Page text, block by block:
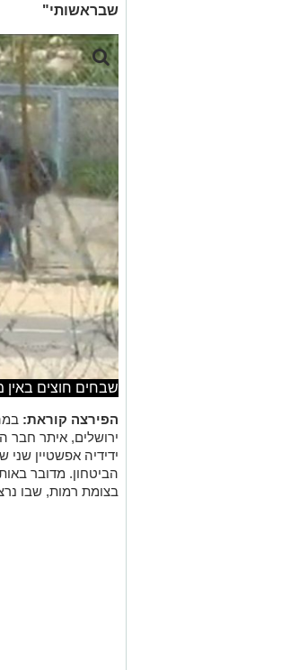
שבראשותי"
שבחים חוצים באין
הפירצה קוראת:
ירושלים, איתר חבר
ידידיה אפשטיין
הביטחון. מדובר
בצומת רמות, שבו